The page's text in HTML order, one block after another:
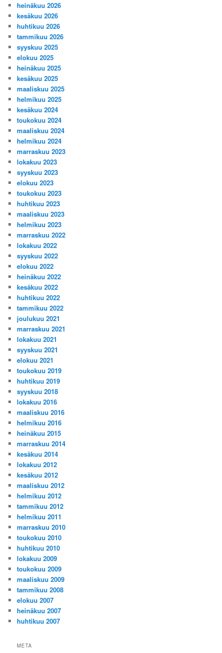
heinäkuu 2026
kesäkuu 2026
huhtikuu 2026
tammikuu 2026
syyskuu 2025
elokuu 2025
heinäkuu 2025
kesäkuu 2025
maaliskuu 2025
helmikuu 2025
kesäkuu 2024
toukokuu 2024
maaliskuu 2024
helmikuu 2024
marraskuu 2023
lokakuu 2023
syyskuu 2023
elokuu 2023
toukokuu 2023
huhtikuu 2023
maaliskuu 2023
helmikuu 2023
marraskuu 2022
lokakuu 2022
syyskuu 2022
elokuu 2022
heinäkuu 2022
kesäkuu 2022
huhtikuu 2022
tammikuu 2022
joulukuu 2021
marraskuu 2021
lokakuu 2021
syyskuu 2021
elokuu 2021
toukokuu 2019
huhtikuu 2019
syyskuu 2018
lokakuu 2016
maaliskuu 2016
helmikuu 2016
heinäkuu 2015
marraskuu 2014
kesäkuu 2014
lokakuu 2012
kesäkuu 2012
maaliskuu 2012
helmikuu 2012
tammikuu 2012
helmikuu 2011
marraskuu 2010
toukokuu 2010
huhtikuu 2010
lokakuu 2009
toukokuu 2009
maaliskuu 2009
tammikuu 2008
elokuu 2007
heinäkuu 2007
huhtikuu 2007
META